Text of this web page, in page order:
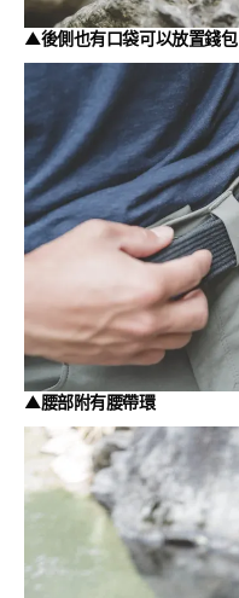
▲後側也有口袋可以放置錢包
▲腰部附有腰帶環